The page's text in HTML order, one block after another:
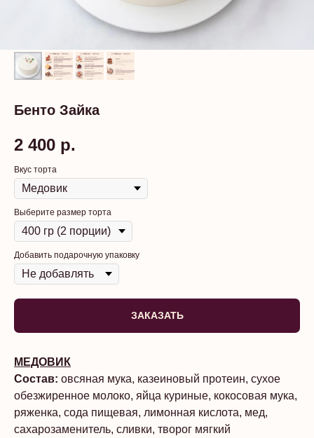
Бенто Зайка
2 400 р.
Вкус торта
Выберите размер торта
Добавить подарочную упаковку
ЗАКАЗАТЬ
МЕДОВИК
Состав: овсяная мука, казеиновый протеин, сухое
обезжиренное молоко, яйца куриные, кокосовая мука,
ряженка, сода пищевая, лимонная кислота, мед,
сахарозаменитель, сливки, творог мягкий